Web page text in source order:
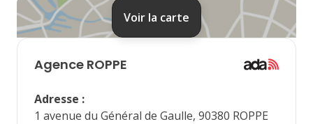
31
septembre 2026
7
Voir la carte
Agence ROPPE
Adresse :
1 avenue du Général de Gaulle, 90380 ROPPE